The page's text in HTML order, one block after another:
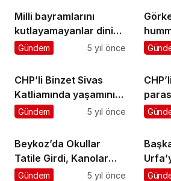
Milli bayramlarını
kutlayamayanlar dini
bayramlarını da
Gündem 5 yıl önce
CHP’li Binzet Sivas
Katliamında yaşamını
yitirenleri andı
Gündem 5 yıl önce
Beykoz’da Okullar
Tatile Girdi, Kanolar
Suya İndi
Gündem 5 yıl önce